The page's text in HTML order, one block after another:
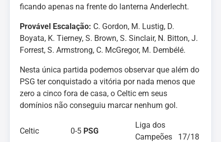
ficando apenas na frente do lanterna Anderlecht.
Provável Escalação: C. Gordon, M. Lustig, D.
Boyata, K. Tierney, S. Brown, S. Sinclair, N. Bitton, J.
Forrest, S. Armstrong, C. McGregor, M. Dembélé.
Nesta única partida podemos observar que além do
PSG ter conquistado a vitória por nada menos que
zero a cinco fora de casa, o Celtic em seus
domínios não conseguiu marcar nenhum gol.
Celtic 0-5 PSG
Liga dos
Campeões 17/18